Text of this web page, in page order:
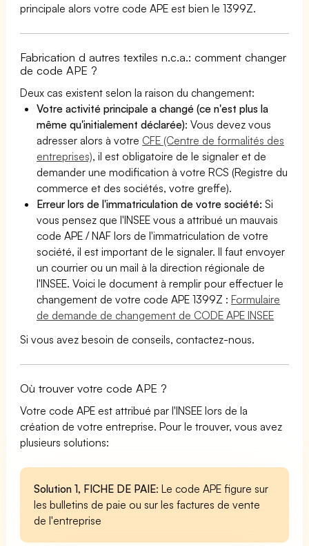
principale alors votre code APE est bien le 1399Z.
Fabrication d autres textiles n.c.a.: comment changer
de code APE ?
Deux cas existent selon la raison du changement:
Votre activité principale a changé (ce n'est plus la
même qu'initialement déclarée): Vous devez vous
adresser alors à votre CFE (Centre de formalités des
entreprises), il est obligatoire de le signaler et de
demander une modification à votre RCS (Registre du
commerce et des sociétés, votre greffe).
Erreur lors de l'immatriculation de votre société:Si
vous pensez que l'INSEE vous a attribué un mauvais
code APE / NAF lors de l'immatriculation de votre
société, il est important de le signaler. Il faut envoyer
un courrier ou un mail à la direction régionale de
l'INSEE. Voici le document à remplir pour effectuer le
changement de votre code APE 1399Z :Formulaire
de demande de changement de CODE APE INSEE
Si vous avez besoin de conseils, contactez-nous.
Où trouver votre code APE ?
Votre code APE est attribué par l'INSEE lors de la
création de votre entreprise. Pour le trouver, vous avez
plusieurs solutions:
Solution 1, FICHE DE PAIE: Le code APE figure sur
les bulletins de paie ou sur les factures de vente
de l'entreprise